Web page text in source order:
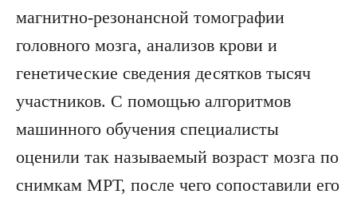
магнитно-резонансной томографии
головного мозга, анализов крови и
генетические сведения десятков тысяч
участников. С помощью алгоритмов
машинного обучения специалисты
оценили так называемый возраст мозга по
снимкам МРТ, после чего сопоставили его